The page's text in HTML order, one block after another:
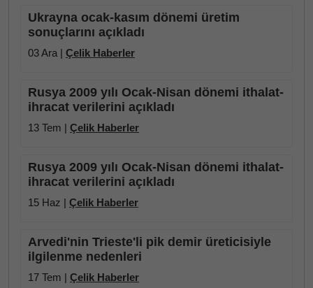
Ukrayna ocak-kasım dönemi üretim
sonuçlarını açıkladı
03 Ara | Çelik Haberler
Rusya 2009 yılı Ocak-Nisan dönemi ithalat-
ihracat verilerini açıkladı
13 Tem | Çelik Haberler
Rusya 2009 yılı Ocak-Nisan dönemi ithalat-
ihracat verilerini açıkladı
15 Haz | Çelik Haberler
Arvedi'nin Trieste'li pik demir üreticisiyle
ilgilenme nedenleri
17 Tem | Çelik Haberler